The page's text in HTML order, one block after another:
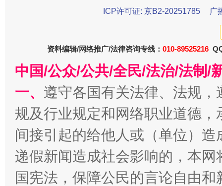
这是一记警钟！ 谢
今
ICP许可证: 京B2-20251785
广
资料编辑/网络推广/法律咨询专线： 010-89525216
中国/公众/公共/全民/法治/法制/
一、 遵守各国有关法律、法规
规及行业规定和网络职业道德
间接引起的给他人或（单位）
递假新闻造成社会影响的，本
国宪法，保障公民的言论自由